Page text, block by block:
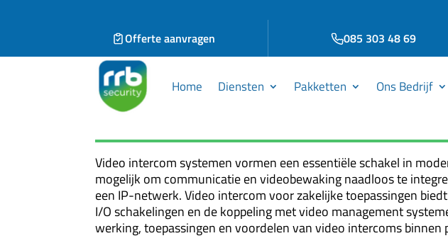
Offerte aanvragen 085 303 48 69
Home Diensten Pakketten Ons Bedrijf
Video intercom systemen vormen een essentiële schakel in
mogelijk om communicatie en videobewaking naadloos te
een IP-netwerk. Video intercom voor zakelijke toepassingen
I/O schakelingen en de koppeling met video management
werking, toepassingen en voordelen van video intercoms binnen